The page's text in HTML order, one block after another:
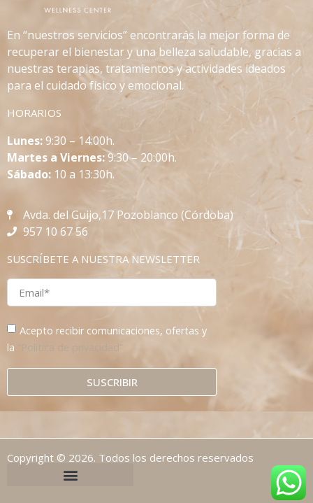
En “nuestros servicios” encontrarás la mejor forma de
recuperar el bienestar y una belleza saludable, gracias a
nuestras terapias, tratamientos y actividades ideados
para el cuidado físico y emocional.
HORARIOS
Lunes:9:30 – 14:00h.
Martes a Viernes:9:30 – 20:00h.
Sábado: 10 a 13:30h.
Avda. del Guijo,17 Pozoblanco (Córdoba)
957 10 67 56
SUSCRÍBETE A NUESTRA NEWSLETTER
Acepto recibir comunicaciones, ofertas y
la
“Política de privacidad”
SUSCRIBIR
Copyright © 2026. Todos los derechos reservados